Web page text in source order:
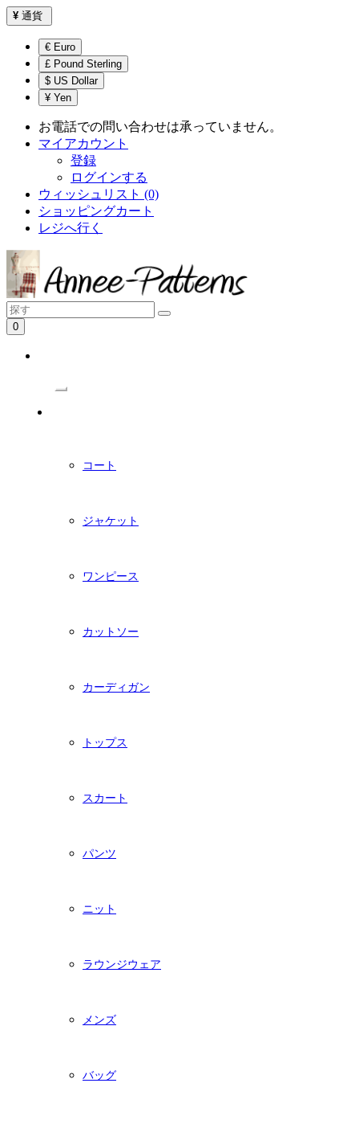
¥ 通貨
€ Euro
£ Pound Sterling
$ US Dollar
¥ Yen
お電話での問い合わせは承っていません。
マイアカウント
登録
ログインする
ウィッシュリスト (0)
ショッピングカート
レジへ行く
0
コート
ジャケット
ワンピース
カットソー
カーディガン
トップス
スカート
パンツ
ニット
ラウンジウェア
メンズ
バッグ